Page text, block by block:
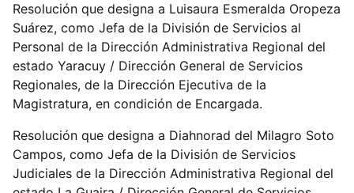
Resolución que designa a Luisaura Esmeralda Oropeza
Suárez, como Jefa de la División de Servicios al
Personal de la Dirección Administrativa Regional del
estado Yaracuy / Dirección General de Servicios
Regionales, de la Dirección Ejecutiva de la
Magistratura, en condición de Encargada.
Resolución que designa a Diahnorad del Milagro Soto
Campos, como Jefa de la División de Servicios
Judiciales de la Dirección Administrativa Regional del